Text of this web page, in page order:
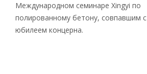
Международном семинаре Xingyi по
полированному бетону, совпавшим с
юбилеем концерна.